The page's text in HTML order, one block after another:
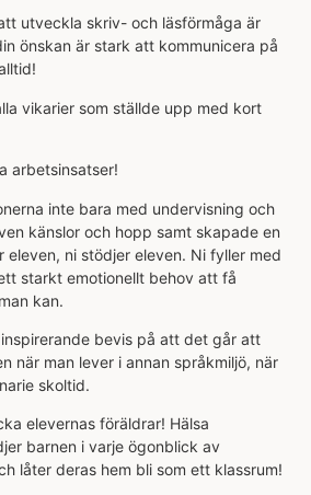
utveckla skriv- och läsförmåga är
önskan är stark att kommunicera på
vikarier som ställde upp med kort
arbetsinsatser!
inte bara med undervisning och
känslor och hopp samt skapade en
eleven, ni stödjer eleven. Ni fyller med
starkt emotionellt behov att få
kan.
bevis på att det går att
när man lever i annan språkmiljö, när
skoltid.
elevernas föräldrar! Hälsa
barnen i varje ögonblick av
låter deras hem bli som ett klassrum!